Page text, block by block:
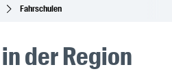
Fahrschulen
der Region